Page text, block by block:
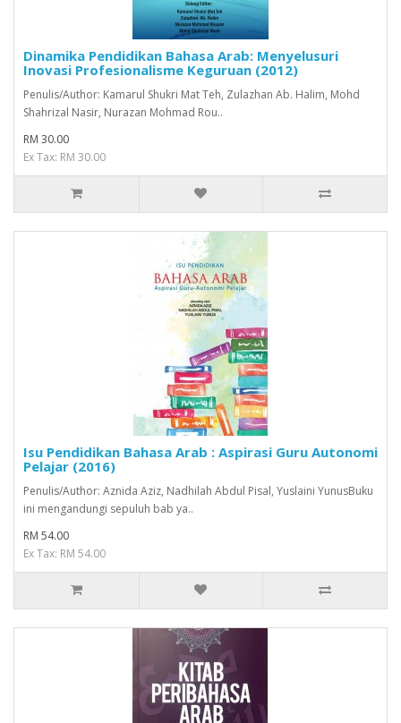
Dinamika Pendidikan Bahasa Arab: Menyelusuri
Inovasi Profesionalisme Keguruan (2012)
Penulis/Author: Kamarul Shukri Mat Teh, Zulazhan Ab. Halim, Mohd
Shahrizal Nasir, Nurazan Mohmad Rou..
RM 30.00
Ex Tax: RM 30.00
Isu Pendidikan Bahasa Arab : Aspirasi Guru Autonomi
Pelajar (2016)
Penulis/Author: Aznida Aziz, Nadhilah Abdul Pisal, Yuslaini YunusBuku
ini mengandungi sepuluh bab ya..
RM 54.00
Ex Tax: RM 54.00